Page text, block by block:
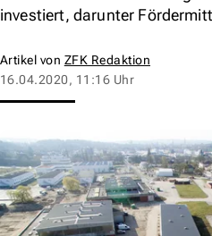
investiert, darunter
Artikel von ZFK Redaktion
16.04.2020, 11:16 Uhr